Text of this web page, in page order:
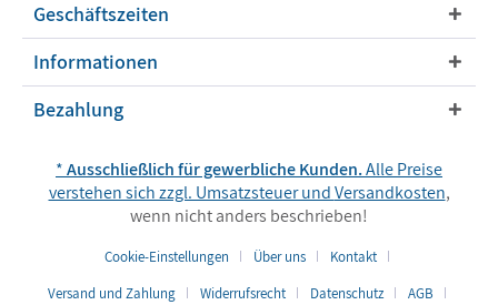
Geschäftszeiten
Informationen
Bezahlung
*Ausschließlich für gewerbliche Kunden.Alle Preise
verstehen sich zzgl. Umsatzsteuer undVersandkosten,
wenn nicht anders beschrieben!
Cookie-Einstellungen Über uns
Kontakt
Versand und Zahlung
Widerrufsrecht Datenschutz AGB